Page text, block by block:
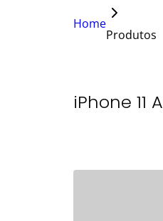
Home
Produtos
iPhone 11